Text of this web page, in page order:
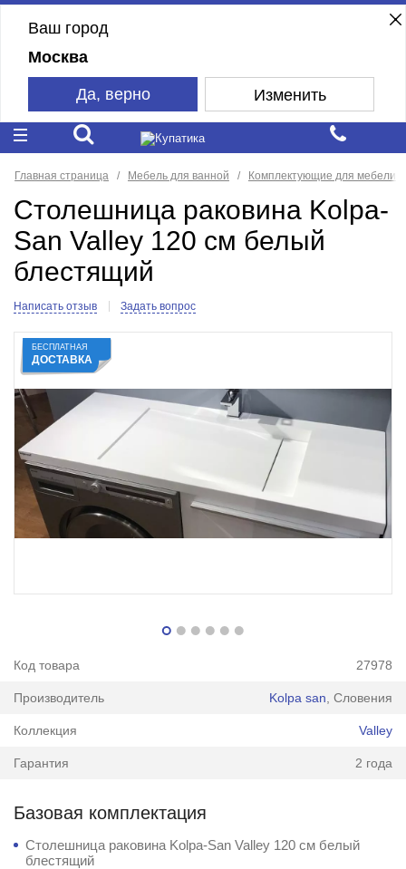
Ваш город
Москва
Да, верно Изменить
Главная страница Мебель для ванной Комплектующие для мебели
Столешница раковина Kolpa-
San Valley 120 см белый
блестящий
Написать отзыв Задать вопрос
БЕСПЛАТНАЯ
ДОСТАВКА
Код товара 27978
Производитель Kolpa san , Словения
Коллекция Valley
Гарантия 2 года
Базовая комплектация
Столешница раковина Kolpa-San Valley 120 см белый
блестящий